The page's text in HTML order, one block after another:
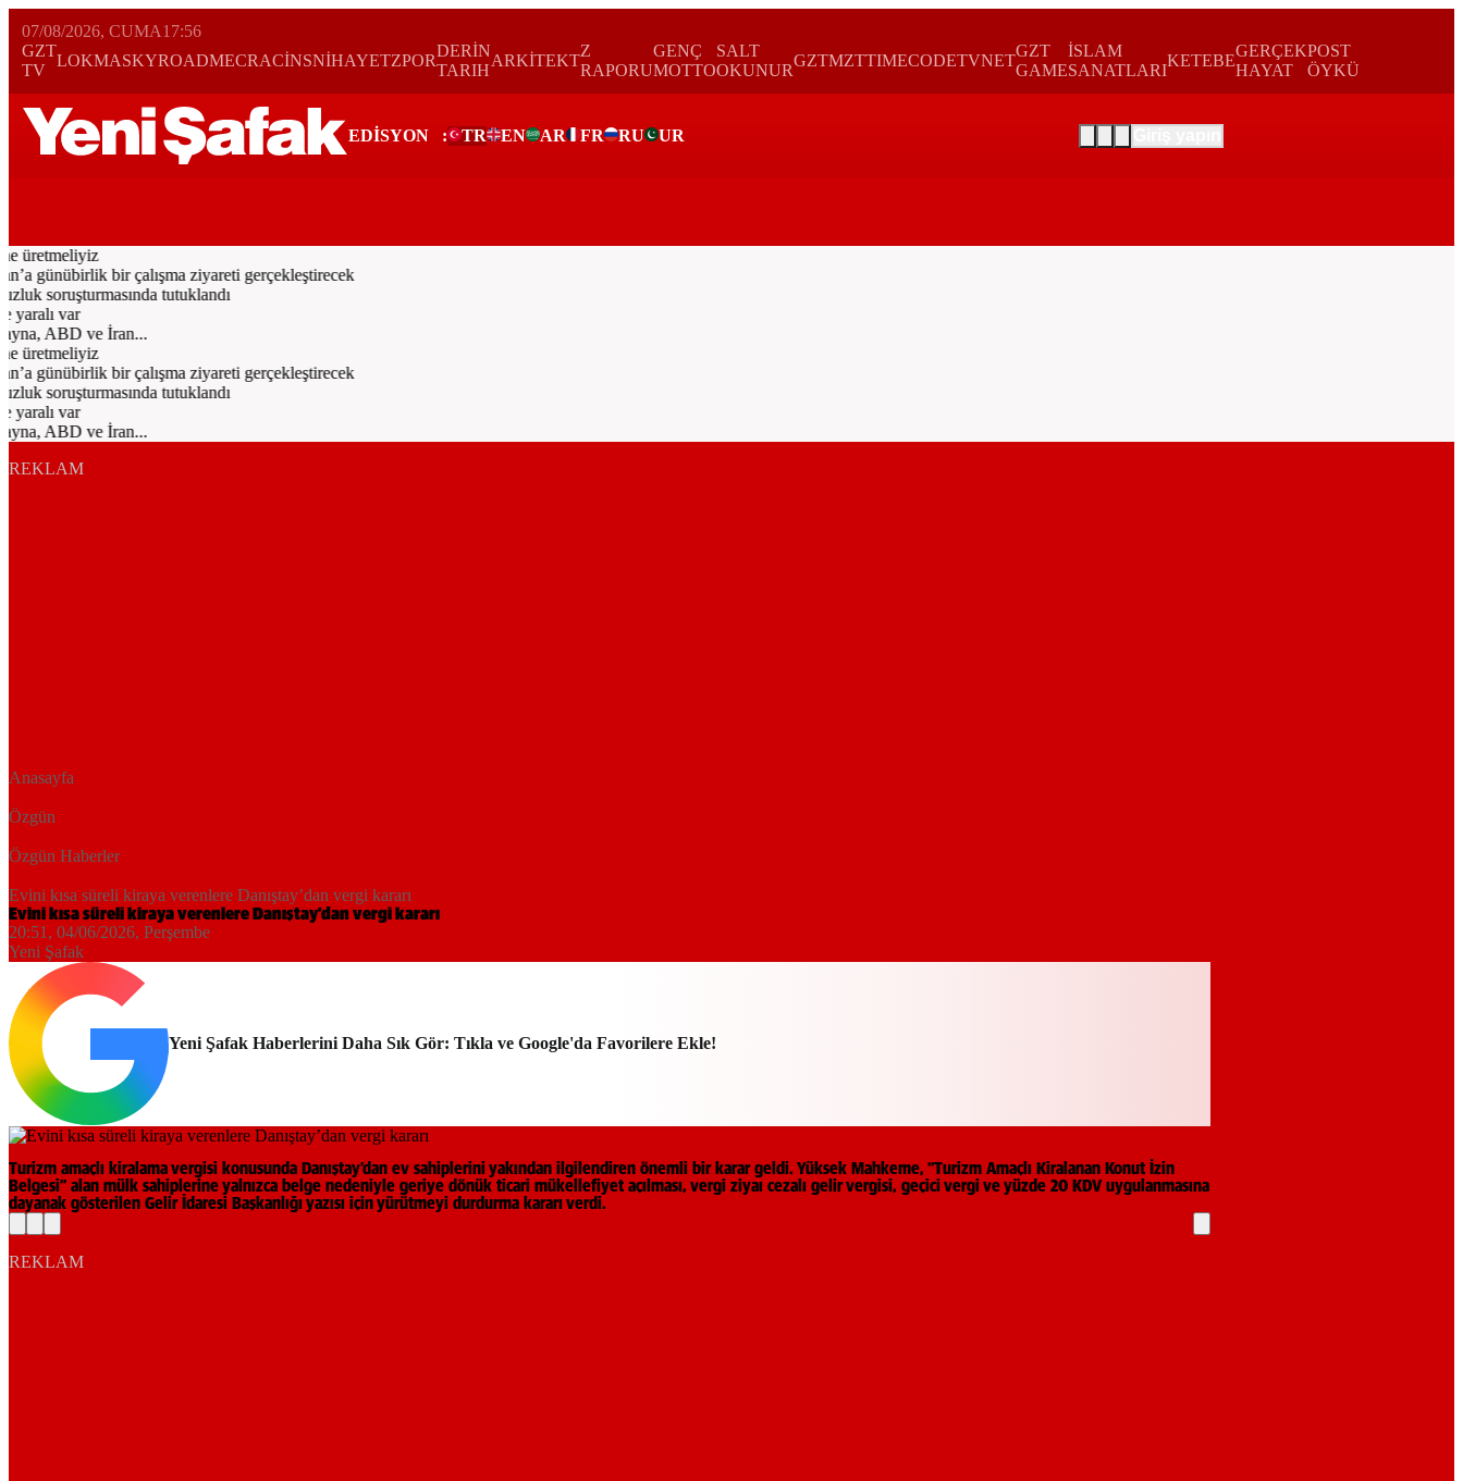
07/08/2026, CUMA17:56
GZT
TV
LOKMASKYROADMECRACİNSNİHAYETZPOR
DERİN
TARIH
ARKİTEKT
Z
RAPORU
GENÇ
MOTTO
SALT
OKUNUR
GZTMZTTIMECODETVNET
GZT
GAME
İSLAM
SANATLARI
KETEBE
GERÇEK
HAYAT
POST
ÖYKÜ
EDİSYON : TR EN AR FR RU UR
üretmeliyiz
günübirlik bir çalışma ziyareti gerçekleştirecek
soruşturmasında tutuklandı
var
ABD ve İran...
üretmeliyiz
günübirlik bir çalışma ziyareti gerçekleştirecek
soruşturmasında tutuklandı
var
ABD ve İran...
REKLAM
Anasayfa
Özgün
Özgün Haberler
Evini kısa süreli kiraya verenlere Danıştay’dan vergi kararı
Evini kısa süreli kiraya verenlere Danıştay’dan vergi kararı
20:51, 04/06/2026, Perşembe
Yeni Şafak
Yeni Şafak Haberlerini Daha Sık Gör: Tıkla ve Google'da Favorilere Ekle!
Turizm amaçlı kiralama vergisi konusunda Danıştay’dan ev sahiplerini yakından ilgilendiren önemli bir karar geldi. Yüksek Mahkeme, “Turizm Amaçlı Kiralanan Konut İzin
Belgesi” alan mülk sahiplerine yalnızca belge nedeniyle geriye dönük ticari mükellefiyet açılması, vergi ziyaı cezalı gelir vergisi, geçici vergi ve yüzde 20 KDV uygulanmasına
dayanak gösterilen Gelir İdaresi Başkanlığı yazısı için yürütmeyi durdurma kararı verdi.
REKLAM